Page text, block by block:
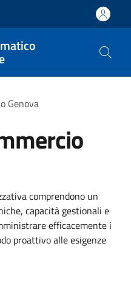
Genova
comprendono un
capacità gestionali e
efficacemente i
proattivo alle esigenze